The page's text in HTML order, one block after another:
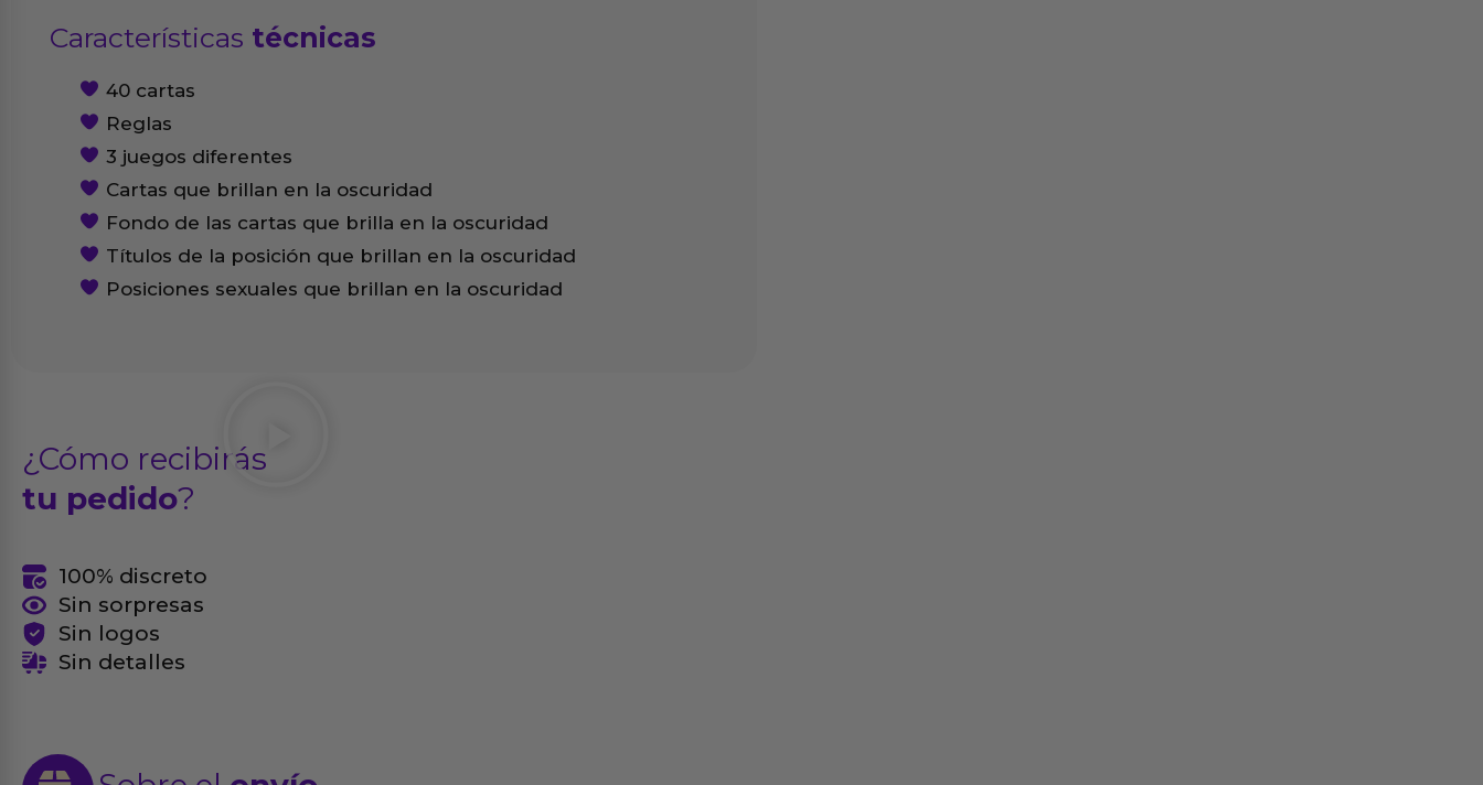
Características técnicas
40 cartas
Reglas
3 juegos diferentes
Cartas que brillan en la oscuridad
Fondo de las cartas que brilla en la oscuridad
Títulos de la posición que brillan en la oscuridad
Posiciones sexuales que brillan en la oscuridad
¿Cómo recibirás
tu pedido?
100% discreto
Sin sorpresas
Sin logos
Sin detalles